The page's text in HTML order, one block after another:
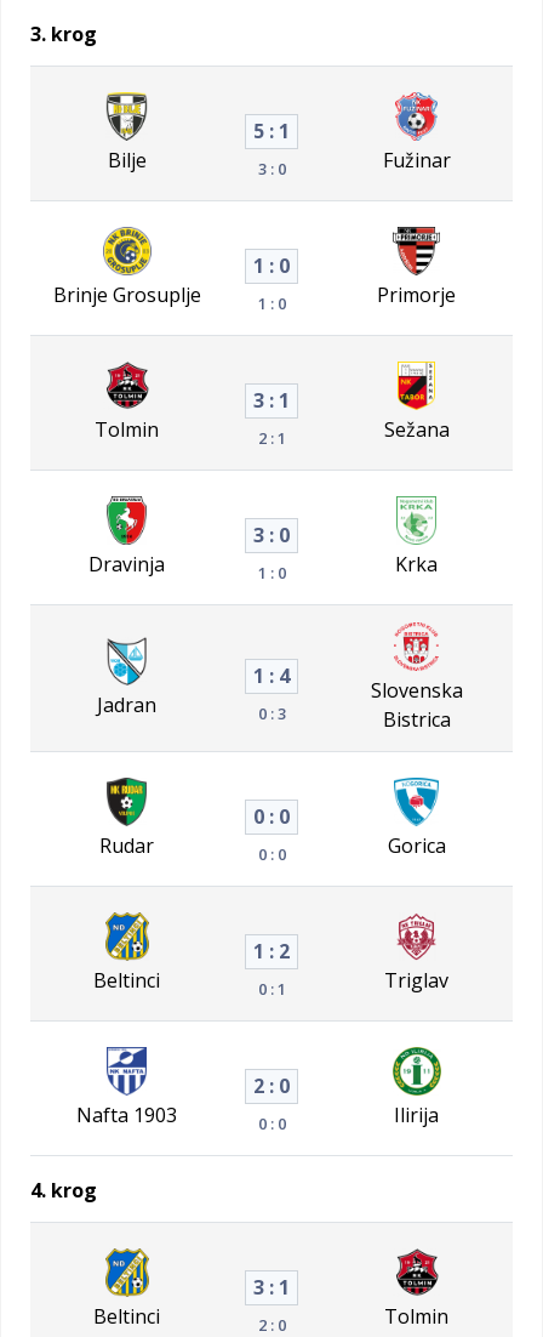
3. krog
Bilje
5 : 1
3 : 0 Fužinar
Brinje Grosuplje
1 : 0
1 : 0 Primorje
Tolmin
3 : 1
2 : 1 Sežana
Dravinja
3 : 0
1 : 0 Krka
Jadran
1 : 4
0 : 3
Slovenska
Bistrica
Rudar
0 : 0
0 : 0 Gorica
Beltinci
1 : 2
0 : 1 Triglav
Nafta 1903
2 : 0
0 : 0 Ilirija
4. krog
Beltinci
3 : 1
2 : 0 Tolmin